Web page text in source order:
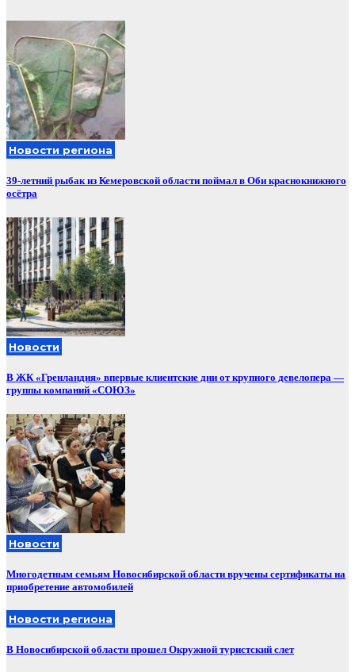
Новости региона
39-летний рыбак из Кемеровской области поймал в Оби краснокнижного
осётра
Новости
В ЖК «Гренландия» впервые клиентские дни от крупного девелопера —
группы компаний «СОЮЗ»
Новости
Многодетным семьям Новосибирской области вручены сертификаты на
приобретение автомобилей
Новости региона
В Новосибирской области прошел Окружной туристский слет